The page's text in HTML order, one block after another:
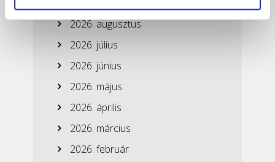
2026. augusztus
2026. július
2026. június
2026. május
2026. április
2026. március
2026. február